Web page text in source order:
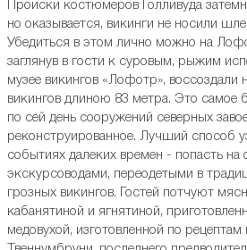
Происки костюмеров Голливуда
но оказывается, викинги не носили
Убедиться в этом лично можно на
заглянув в гости к суровым, рыжим
музее викингов «Лофотр»,
викингов длиною 83 метра. Это самое
по сей день сооружений северных
реконструированное. Лучший способ
событиях далеких времен - попасть на
экскурсоводами, переодетыми в
грозных викингов. Гостей потчуют
кабанятиной и ягнятиной,
медовухой, изготовленной по